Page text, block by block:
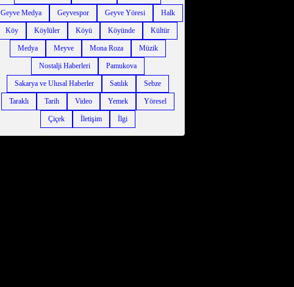
Geyve Medya Geyvespor Geyve Yöresi Halk
Köy Köylüler Köyü Köyünde Kültür
Medya Meyve Mona Roza Müzik
Nostalji Haberleri Pamukova
Sakarya ve Ulusal Haberler Satılık Sebze
Taraklı Tarih Video Yemek Yöresel
Çiçek İletişim İlgi